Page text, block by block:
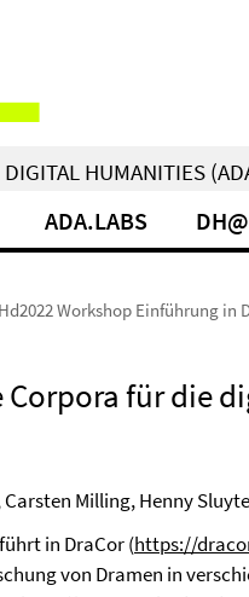
HUMANITIES
ADA.LABS
Workshop Einführung in
Corpora für die
Carsten Milling, Henny
in DraCor (https://
von Dramen in